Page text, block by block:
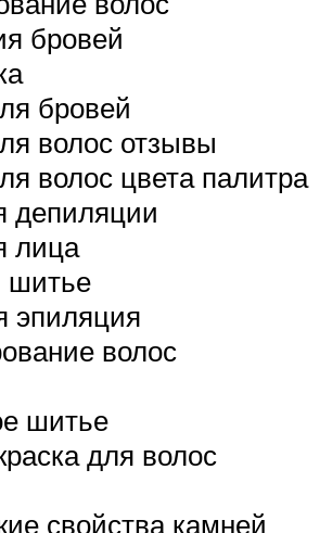
бровей
бровей
волос отзывы
волос цвета палитра
депиляции
лица
шитье
эпиляция
волос
шитье
для волос
свойства камней